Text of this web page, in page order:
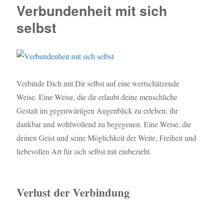
Verbundenheit mit sich
selbst
Verbinde Dich mit Dir selbst auf eine wertschätzende
Weise. Eine Weise, die dir erlaubt deine menschliche
Gestalt im gegenwärtigen Augenblick zu erleben, ihr
dankbar und wohlwollend zu begegenen. Eine Weise, die
deinen Geist und seine Möglichkeit der Weite, Freiheit und
liebevollen Art für sich selbst mit einbezieht.
Verlust der Verbindung